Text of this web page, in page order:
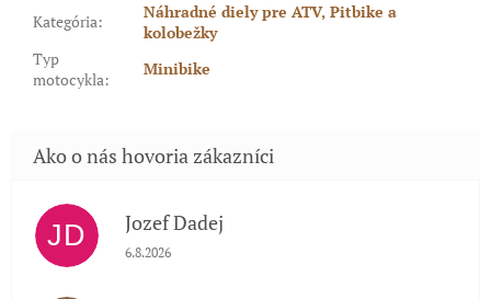
Kategória:
Náhradné diely pre ATV, Pitbike a
kolobežky
Typ
motocykla:
Minibike
JD Jozef Dadej
Hodnotenie obchodu je 5 z 5 hviezdičiek.
6.8.2026